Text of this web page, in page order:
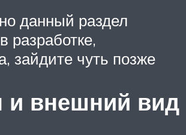
данный раздел
разработке,
зайдите чуть позже
и внешний вид